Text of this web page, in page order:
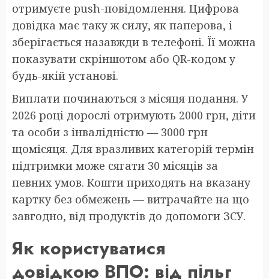
отримуєте push-повідомлення. Цифрова
довідка має таку ж силу, як паперова, і
зберігається назавжди в телефоні. Її можна
показувати скріншотом або QR-кодом у
будь-якій установі.
Виплати починаються з місяця подання. У
2026 році дорослі отримують 2000 грн, діти
та особи з інвалідністю — 3000 грн
щомісяця. Для вразливих категорій термін
підтримки може сягати 30 місяців за
певних умов. Кошти приходять на вказану
картку без обмежень — витрачайте на що
завгодно, від продуктів до допомоги ЗСУ.
Як користуватися
довідкою ВПО: від пільг